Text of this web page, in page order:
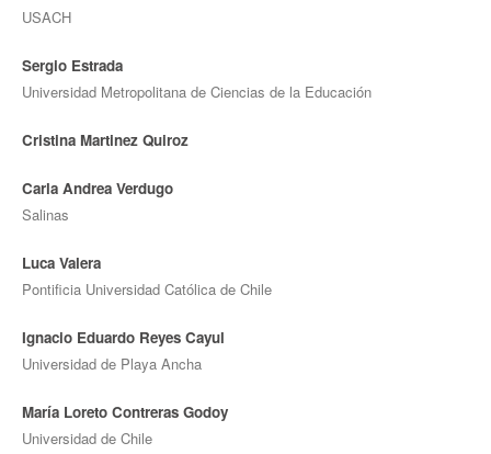
USACH
Sergio Estrada
Universidad Metropolitana de Ciencias de la Educación
Cristina Martinez Quiroz
Carla Andrea Verdugo
Salinas
Luca Valera
Pontificia Universidad Católica de Chile
Ignacio Eduardo Reyes Cayul
Universidad de Playa Ancha
María Loreto Contreras Godoy
Universidad de Chile